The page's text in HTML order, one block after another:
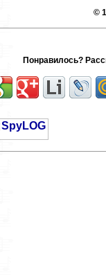
©
Понравилось?